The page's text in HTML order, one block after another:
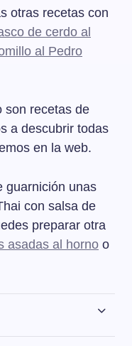
otras recetas con
de cerdo al
al Pedro
son recetas de
a descubrir todas
en la web.
guarnición unas
con salsa de
preparar otra
asadas al horno o
pieza del cerdo